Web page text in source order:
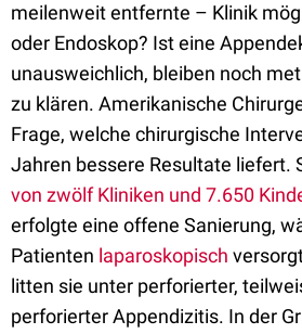
meilenweit entfernte – Klinik
oder Endoskop? Ist eine
unausweichlich, bleiben noch
zu klären. Amerikanische
Frage, welche chirurgische
Jahren bessere Resultate liefert.
von zwölf Kliniken und 7.650
erfolgte eine offene Sanierung,
Patienten laparoskopisch
litten sie unter perforierter,
perforierter Appendizitis. In der